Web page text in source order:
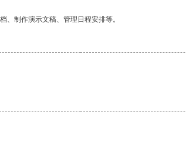
、制作演示文稿、管理日程安排等。